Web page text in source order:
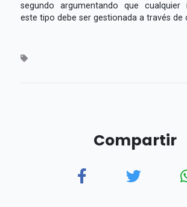
segundo argumentando que cualquier
este tipo debe ser gestionada a través de
Compartir